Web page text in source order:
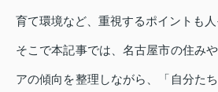
育て環境など、重視するポイントも人
そこで本記事では、名古屋市の住み
アの傾向を整理しながら、「自分た